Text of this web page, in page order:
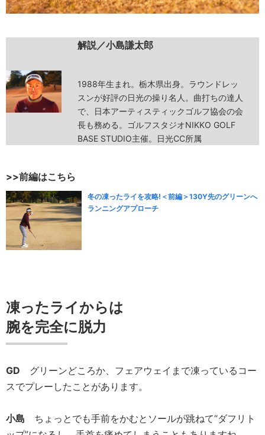
解説／小島謙太郎
1988年生まれ。栃木県出身。ラウンドレッ
スンが好評の日光の操り名人。曲打ちの達人
で、日本アーティスティックゴルフ協会の会
長も務める。ゴルフスタジオNIKKO GOLF
BASE STUDIO主催。日光CC所属
>>前編はこちら
冬の凍ったライを攻略!＜前編＞130Y先のグリーンへ
ランニングアプローチ
凍ったライからは
腕を完全に脱力
GD グリーンどころか、フェアウェイまで凍っているコー
スでプレーしたことがあります。
小島 ちょっとでも手前をかむとソールが跳ねて“ダフリト